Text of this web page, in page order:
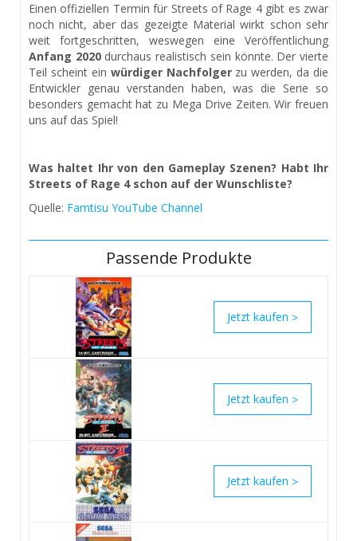
Einen offiziellen Termin für Streets ofRage 4 gibt es zwar
noch nicht, aber das gezeigte Material wirkt schon sehr
weit fortgeschritten, weswegen eine Veröffentlichung
Anfang 2020durchaus realistisch sein könnte. Der vierte
Teil scheint ein würdiger Nachfolgerzu werden, da die
Entwickler genau verstanden haben, was die Serie so
besonders gemacht hat zu Mega Drive Zeiten. Wir freuen
uns auf das Spiel!
Was haltet Ihr von den Gameplay Szenen? Habt Ihr
Streets of Rage 4 schon auf der Wunschliste?
Quelle: Famtisu YouTube Channel
Passende Produkte
>
>
>